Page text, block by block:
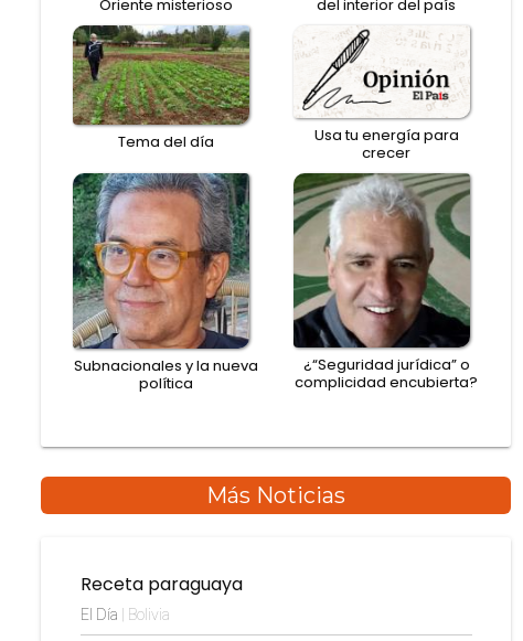
Oriente misterioso
del interior del país
Tema del día
Usa tu energía para
crecer
Subnacionales y la nueva
política
¿“Seguridad jurídica” o
complicidad encubierta?
Más Noticias
Receta paraguaya
El Día | Bolivia